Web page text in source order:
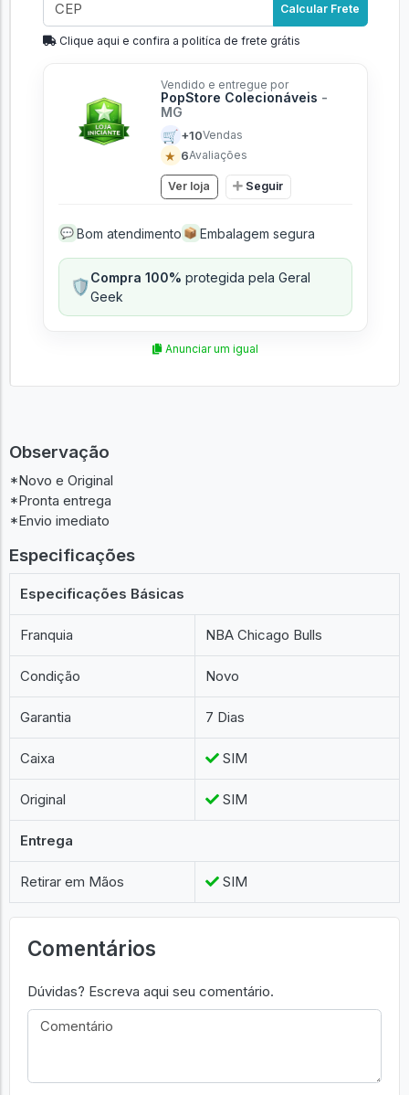
Calcular Frete
Clique aqui e confira a politíca de frete grátis
Vendido e entregue por
PopStore Colecionáveis -
MG
🛒 +10Vendas
★ 6Avaliações
Ver loja Seguir
💬 Bom atendimento 📦 Embalagem segura
🛡️Compra 100% protegida pela Geral
Geek
Anunciar um igual
Observação
*Novo e Original
*Pronta entrega
*Envio imediato
Especificações
Especificações Básicas
Franquia NBA Chicago Bulls
Condição Novo
Garantia 7 Dias
Caixa SIM
Original SIM
Entrega
Retirar em Mãos SIM
Comentários
Dúvidas? Escreva aqui seu comentário.